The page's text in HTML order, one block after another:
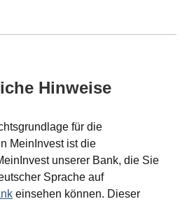
Hinweise
für die
MeinInvest ist die
unserer Bank, die Sie
Sprache auf
einsehen können. Dieser